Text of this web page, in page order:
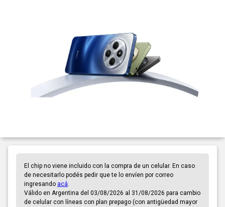
El chip no viene incluido con la compra de un celular. En caso
de necesitarlo podés pedir que te lo envíen por correo
ingresando acá.
Válido en Argentina del 03/08/2026 al 31/08/2026 para cambio
de celular con líneas con plan prepago (con antigüedad mayor